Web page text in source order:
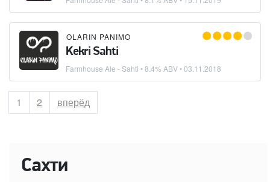
OLARIN PANIMO
Kekri Sahti
Farmhouse Ale - Sahti • 8.4% ABV •03.11.2018
Страница
1 Страница
2 вперёд
Сахти